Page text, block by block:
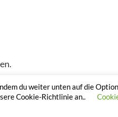
du weiter unten auf die
Cookie-Richtlinie an..